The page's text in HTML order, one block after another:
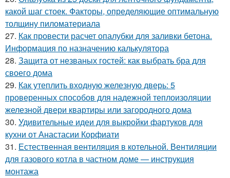
какой шаг стоек. Факторы, определяющие оптимальную
толщину пиломатериала
27. Как провести расчет опалубки для заливки бетона.
Информация по назначению калькулятора
28. Защита от незваных гостей: как выбрать бра для
своего дома
29. Как утеплить входную железную дверь: 5
проверенных способов для надежной теплоизоляции
железной двери квартиры или загородного дома
30. Удивительные идеи для выкройки фартуков для
кухни от Анастасии Корфиати
31. Естественная вентиляция в котельной. Вентиляции
для газового котла в частном доме — инструкция
монтажа